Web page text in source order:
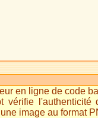
en ligne de code
vérifie
image au format